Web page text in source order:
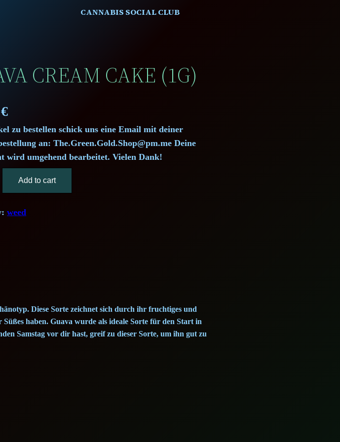
CANNABIS SOCIAL CLUB
CREAM CAKE (1G)
€
zu bestellen schick uns eine Email mit deiner
an: The.Green.Gold.Shop@pm.me Deine
wird umgehend bearbeitet. Vielen Dank!
Add to cart
weed
Diese Sorte zeichnet sich durch ihr fruchtiges und
haben. Guava wurde als ideale Sorte für den Start in
Samstag vor dir hast, greif zu dieser Sorte, um ihn gut zu